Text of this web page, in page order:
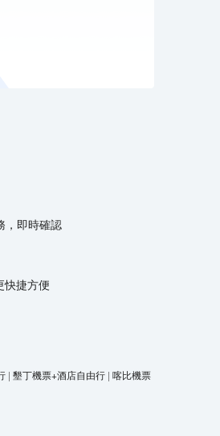
，即時確認
快捷方便
| 墾丁機票+酒店自由行 | 喀比機票